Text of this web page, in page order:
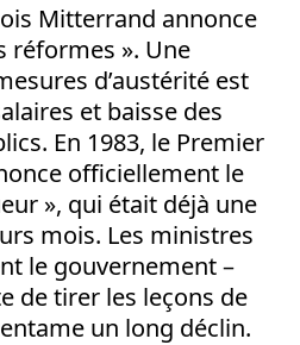
Mitterrand annonce
réformes ». Une
d’austérité est
et baisse des
En 1983, le Premier
officiellement le
», qui était déjà une
mois. Les ministres
le gouvernement –
de tirer les leçons de
un long déclin.